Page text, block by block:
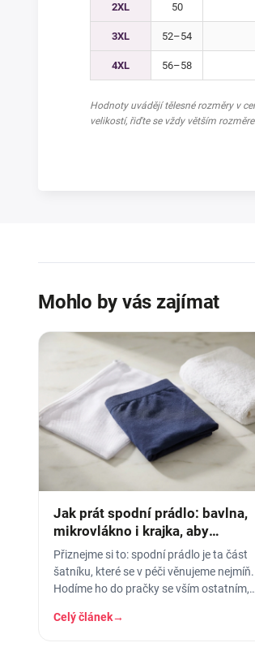
2XL 50
3XL 52–54
4XL 56–58
Hodnoty uvádějí tělesné rozměry v
velikostí, řiďte se vždy větším
Mohlo by vás zajímat
Jak prát spodní prádlo: bavlna,
mikrovlákno i krajka, aby
vydrželo
Přiznejme si to: spodní prádlo je ta část
šatníku, které se v péči věnujeme nejmíň.
Hodíme ho do pračky se vším ostatním,
Celý článek→